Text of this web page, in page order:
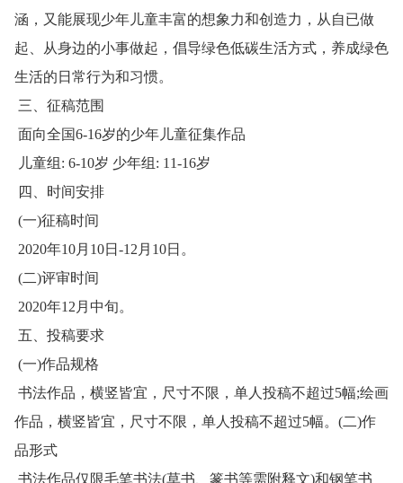
涵，又能展现少年儿童丰富的想象力和创造力，从自已做
起、从身边的小事做起，倡导绿色低碳生活方式，养成绿色
生活的日常行为和习惯。
三、征稿范围
面向全国6-16岁的少年儿童征集作品
儿童组: 6-10岁 少年组: 11-16岁
四、时间安排
(一)征稿时间
2020年10月10日-12月10日。
(二)评审时间
2020年12月中旬。
五、投稿要求
(一)作品规格
书法作品，横竖皆宜，尺寸不限，单人投稿不超过5幅;绘画
作品，横竖皆宜，尺寸不限，单人投稿不超过5幅。(二)作
品形式
书法作品仅限毛笔书法(草书、篆书等需附释文)和钢笔书